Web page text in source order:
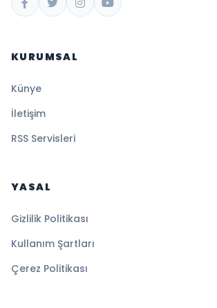
KURUMSAL
Künye
İletişim
RSS Servisleri
YASAL
Gizlilik Politikası
Kullanım Şartları
Çerez Politikası